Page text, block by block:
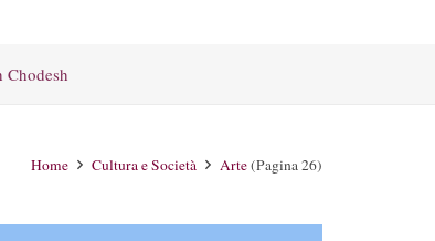
Chodesh
Home Cultura e Società Arte(Pagina 26)